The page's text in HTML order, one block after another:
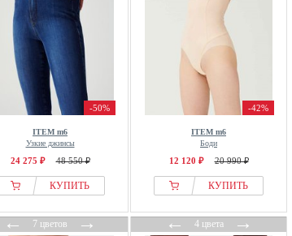
-50%
ITEM m6
Узкие джинсы
24 275 ₽ 48 550 ₽
КУПИТЬ
-42%
ITEM m6
Боди
12 120 ₽ 20 990 ₽
КУПИТЬ
←7 цветов→ ←4 цвета→